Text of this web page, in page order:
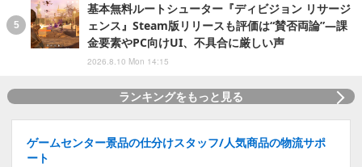
基本無料ルートシューター『ディビジョン リサージ
ェンス』Steam版リリースも評価は“賛否両論”―課
金要素やPC向けUI、不具合に厳しい声
2026.8.10 Mon 14:15
ランキングをもっと見る
ゲームセンター景品の仕分けスタッフ/人気商品の物流サポ
ート